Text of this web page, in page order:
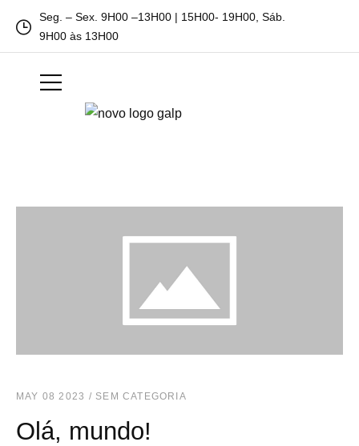
Seg. – Sex. 9H00 –13H00 | 15H00- 19H00, Sáb.
9H00 às 13H00
MAY 08 2023 / SEM CATEGORIA
Olá, mundo!